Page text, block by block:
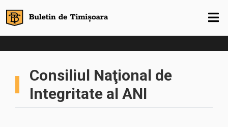
Consiliul Naţional de
Integritate al ANI